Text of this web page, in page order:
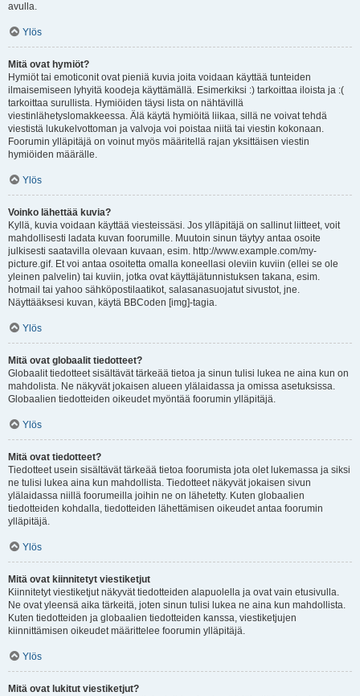
avulla.
Ylös
Mitä ovat hymiöt?
Hymiöt tai emoticonit ovat pieniä kuvia joita voidaan käyttää tunteiden
ilmaisemiseen lyhyitä koodeja käyttämällä. Esimerkiksi :) tarkoittaa iloista ja :(
tarkoittaa surullista. Hymiöiden täysi lista on nähtävillä
viestinlähetyslomakkeessa. Älä käytä hymiöitä liikaa, sillä ne voivat tehdä
viestistä lukukelvottoman ja valvoja voi poistaa niitä tai viestin kokonaan.
Foorumin ylläpitäjä on voinut myös määritellä rajan yksittäisen viestin
hymiöiden määrälle.
Ylös
Voinko lähettää kuvia?
Kyllä, kuvia voidaan käyttää viesteissäsi. Jos ylläpitäjä on sallinut liitteet, voit
mahdollisesti ladata kuvan foorumille. Muutoin sinun täytyy antaa osoite
julkisesti saatavilla olevaan kuvaan, esim. http://www.example.com/my-
picture.gif. Et voi antaa osoitetta omalla koneellasi oleviin kuviin (ellei se ole
yleinen palvelin) tai kuviin, jotka ovat käyttäjätunnistuksen takana, esim.
hotmail tai yahoo sähköpostilaatikot, salasanasuojatut sivustot, jne.
Näyttääksesi kuvan, käytä BBCoden [img]-tagia.
Ylös
Mitä ovat globaalit tiedotteet?
Globaalit tiedotteet sisältävät tärkeää tietoa ja sinun tulisi lukea ne aina kun on
mahdolista. Ne näkyvät jokaisen alueen ylälaidassa ja omissa asetuksissa.
Globaalien tiedotteiden oikeudet myöntää foorumin ylläpitäjä.
Ylös
Mitä ovat tiedotteet?
Tiedotteet usein sisältävät tärkeää tietoa foorumista jota olet lukemassa ja siksi
ne tulisi lukea aina kun mahdollista. Tiedotteet näkyvät jokaisen sivun
ylälaidassa niillä foorumeilla joihin ne on lähetetty. Kuten globaalien
tiedotteiden kohdalla, tiedotteiden lähettämisen oikeudet antaa foorumin
ylläpitäjä.
Ylös
Mitä ovat kiinnitetyt viestiketjut
Kiinnitetyt viestiketjut näkyvät tiedotteiden alapuolella ja ovat vain etusivulla.
Ne ovat yleensä aika tärkeitä, joten sinun tulisi lukea ne aina kun mahdollista.
Kuten tiedotteiden ja globaalien tiedotteiden kanssa, viestiketjujen
kiinnittämisen oikeudet määrittelee foorumin ylläpitäjä.
Ylös
Mitä ovat lukitut viestiketjut?